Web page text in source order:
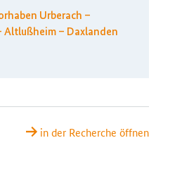
Urberach –
Altlußheim – Daxlanden
in der Recherche öffnen